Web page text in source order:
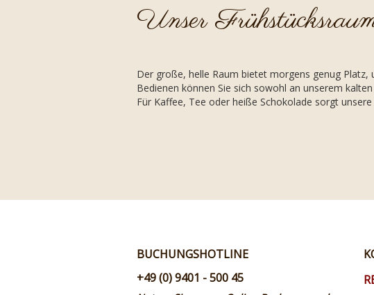
Unser
Der große, helle Raum bietet morgens genug
Bedienen können Sie sich sowohl an unserem
Für Kaffee, Tee oder heiße Schokolade sorgt
BUCHUNGSHOTLINE
+49 (0) 9401 - 500 45